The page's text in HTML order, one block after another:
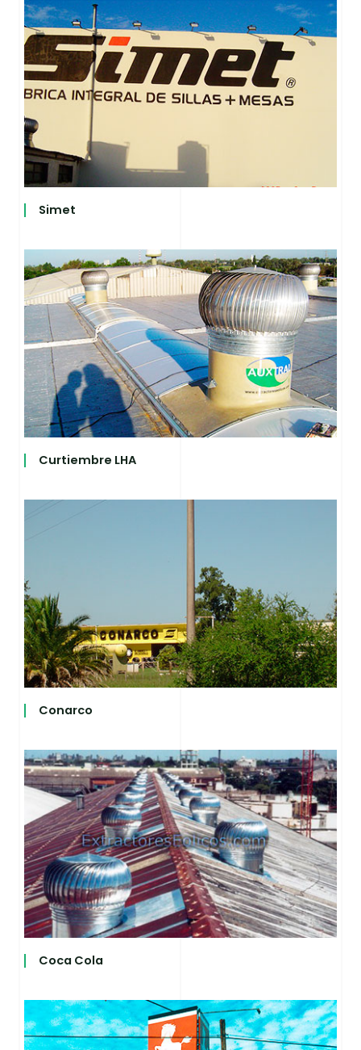
Simet
Curtiembre LHA
Conarco
Coca Cola